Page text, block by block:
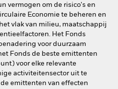
vermogen om de risico's en
Economie te beheren en
vlak van milieu, maatschappij
Het Fonds
voor duurzaam
Fonds de beste emittenten
voor elke relevante
activiteitensector uit te
emittenten van effecten